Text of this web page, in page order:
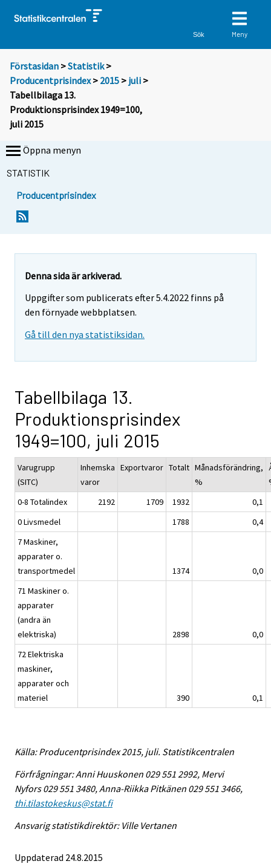
Sök Meny
Förstasidan >Statistik >
Producentprisindex> 2015 > juli >
Tabellbilaga 13.
Produktionsprisindex 1949=100,
juli 2015
Öppna menyn
STATISTIK
Producentprisindex
Denna sida är arkiverad.
Uppgifter som publicerats efter 5.4.2022 finns på
den förnyade webbplatsen.
Gå till den nya statistiksidan.
Tabellbilaga 13.
Produktionsprisindex
1949=100, juli 2015
Varugrupp
(SITC)
Inhemska
varor
Exportvaror Totalt Månadsförändring,
%
0-8 Totalindex
2192 1709 1932
0,1
0 Livsmedel
1788
0,4
7 Maskiner,
apparater o.
transportmedel
1374
0,0
71 Maskiner o.
apparater
(andra än
elektriska)
2898
0,0
72 Elektriska
maskiner,
apparater och
materiel
390 0,1
Källa: Producentprisindex 2015, juli. Statistikcentralen
Förfrågningar: Anni Huuskonen 029 551 2992, Mervi
Nyfors 029 551 3480, Anna-Riikka Pitkänen 029 551 3466,
thi.tilastokeskus@stat.fi
Ansvarig statistikdirektör: Ville Vertanen
Uppdaterad 24.8.2015